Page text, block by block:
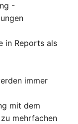
Import
Widget
-
in Reports als
immer
mit dem
mehrfachen